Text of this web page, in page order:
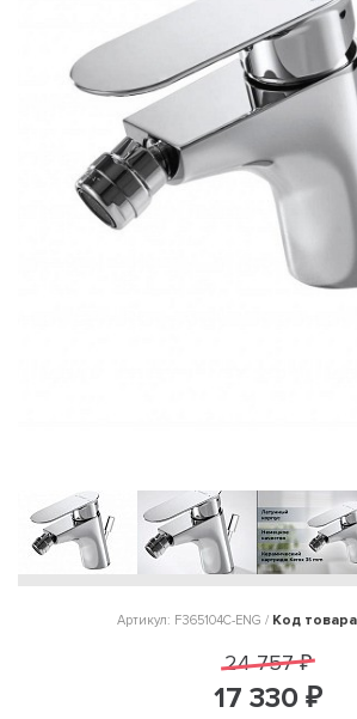
Артикул: F365104C-ENG / Код
24 757 ₽
17 330 ₽